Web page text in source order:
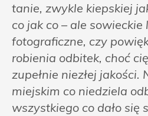
tanie, zwykle kiepskiej
co jak co – ale
fotograficzne, czy
robienia odbitek, choć
zupełnie niezłej jakości.
miejskim co niedziela
wszystkiego co dało się